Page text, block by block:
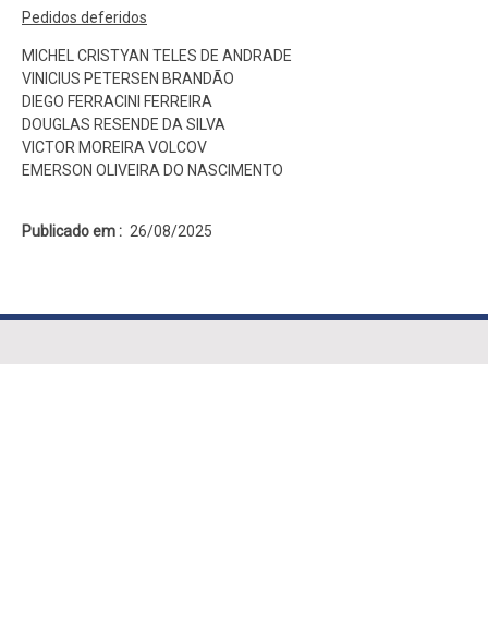
Pedidos deferidos
MICHEL CRISTYAN TELES DE ANDRADE
VINICIUS PETERSEN BRANDÃO
DIEGO FERRACINI FERREIRA
DOUGLAS RESENDE DA SILVA
VICTOR MOREIRA VOLCOV
EMERSON OLIVEIRA DO NASCIMENTO
Publicado em 26/08/2025